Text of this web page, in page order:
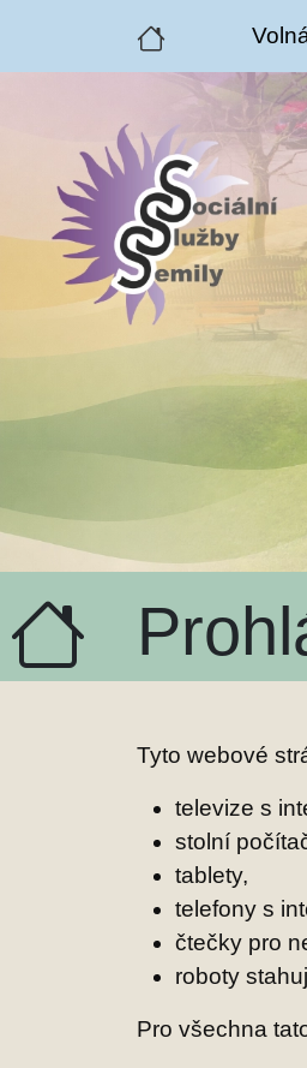
Tyto webové
televize s
stolní
tablety,
telefony s
čtečky pro
roboty
Pro všechna